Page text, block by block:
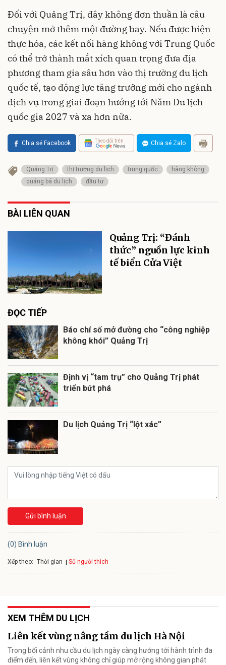
Đối với Quảng Trị, đây không đơn thuần là câu
chuyện mở thêm một đường bay. Nếu được hiện
thực hóa, các kết nối hàng không với Trung Quốc
có thể trở thành mắt xích quan trọng đưa địa
phương tham gia sâu hơn vào thị trường du lịch
quốc tế, tạo động lực tăng trưởng mới cho ngành
dịch vụ trong giai đoạn hướng tới Năm Du lịch
quốc gia 2027 và xa hơn nữa.
Chia sẻ Facebook Theo dõi trên Chia sẻ Zalo
Quảng Trị thị trường du lịch trung quốc
hàng không
quảng bá du lịch
đầu tư
BÀI LIÊN QUAN
Quảng Trị: “Đánh
thức” nguồn lực kinh
tế biển Cửa Việt
ĐỌC TIẾP
Báo chí số mở đường cho “công nghiệp
không khói” Quảng Trị
Định vị “tam trụ” cho Quảng Trị phát
triển bứt phá
Du lịch Quảng Trị “lột xác”
Gửi bình luận
(0) Bình luận
Xếp theo: Thời gian Số người thích
XEM THÊM DU LỊCH
Liên kết vùng nâng tầm du lịch Hà Nội
Trong bối cảnh nhu cầu du lịch ngày càng hướng tới hành trình đa
điểm đến, liên kết vùng không chỉ giúp mở rộng không gian phát